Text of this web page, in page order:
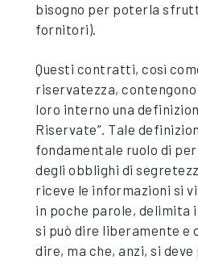
bisogno per poterla
fornitori).
Questi contratti, così
riservatezza,
loro interno una
Riservate”. Tale
fondamentale ruolo di
degli obblighi di
riceve le informazioni si
in poche parole, delimita
si può dire liberamente e
dire, ma che, anzi, si